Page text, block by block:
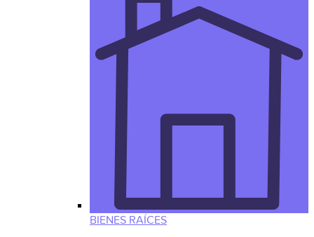
BIENES RAÍCES